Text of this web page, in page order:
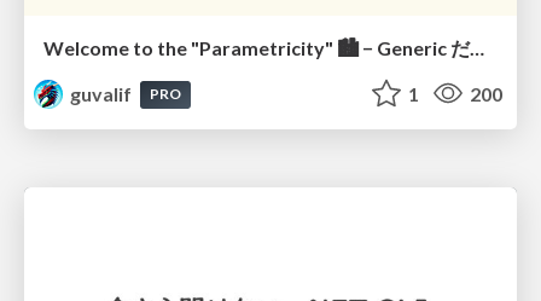
Welcome to the "Parametricity" 🏙️ − Generic だけど Specific な世界 −
guvalif
PRO 1 200